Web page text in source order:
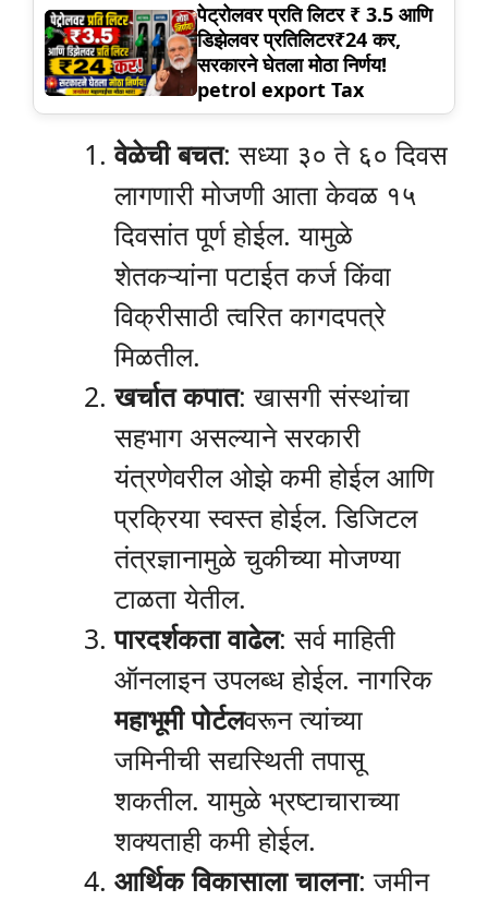
पेट्रोलवर प्रति लिटर ₹ 3.5 आणि
डिझेलवर प्रतिलिटर₹24 कर,
सरकारने घेतला मोठा निर्णय!
petrol export Tax
वेळेची बचत: सध्या ३० ते ६० दिवस
लागणारी मोजणी आता केवळ १५
दिवसांत पूर्ण होईल. यामुळे
शेतकऱ्यांना पटाईत कर्ज किंवा
विक्रीसाठी त्वरित कागदपत्रे
मिळतील.
खर्चात कपात: खासगी संस्थांचा
सहभाग असल्याने सरकारी
यंत्रणेवरील ओझे कमी होईल आणि
प्रक्रिया स्वस्त होईल. डिजिटल
तंत्रज्ञानामुळे चुकीच्या मोजण्या
टाळता येतील.
पारदर्शकता वाढेल: सर्व माहिती
ऑनलाइन उपलब्ध होईल. नागरिक
महाभूमी पोर्टलवरून त्यांच्या
जमिनीची सद्यस्थिती तपासू
शकतील. यामुळे भ्रष्टाचाराच्या
शक्यताही कमी होईल.
आर्थिक विकासाला चालना: जमीन